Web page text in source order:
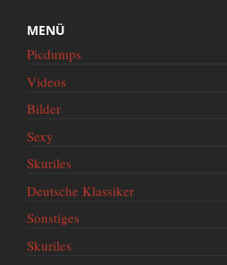
MENÜ
Picdumps
Videos
Bilder
Sexy
Skuriles
Deutsche Klassiker
Sonstiges
Skuriles